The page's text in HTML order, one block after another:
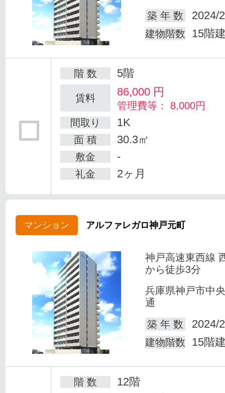
築 年 数
2024/
建物階数 15階
階 数 5階
賃料 86,000 円
管理費等： 8,000円
間取り
1K
面 積 30.3㎡
敷金 -
礼金 2ヶ月
マンション アルファレガロ神戸元町
神戸高速東西線
から徒歩3分
兵庫県神戸市中
通
築 年 数
2024/
建物階数 15階
階 数 12階